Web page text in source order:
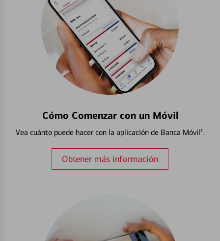
Cómo Comenzar con un Móvil
Vea cuánto puede hacer con la aplicación de Banca Móvil¹.
Obtener más información